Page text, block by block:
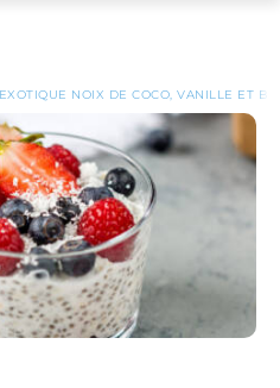
NOIX DE COCO, VANILLE ET